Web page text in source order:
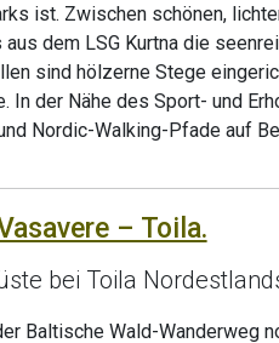
ist. Zwischen schönen,
dem LSG Kurtna die
sind hölzerne Stege
In der Nähe des Sport- und
Nordic-Walking-Pfade auf
– Toila.
bei Toila
Baltische Wald-Wanderweg